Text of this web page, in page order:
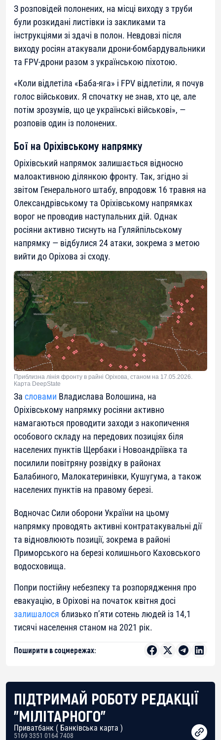
З розповідей полонених, на місці виходу з труби
були розкидані листівки із закликами та
інструкціями зі здачі в полон. Невдовзі після
виходу росіян атакували дрони-бомбардувальники
та FPV-дрони разом з українською піхотою.
«Коли відлетіла «Баба-яга» і FPV відлетіли, я почув
голос військових. Я спочатку не знав, хто це, але
потім зрозумів, що це українські військові», —
розповів один із полонених.
Бої на Оріхівському напрямку
Оріхівський напрямок залишається відносно
малоактивною ділянкою фронту. Так, згідно зі
звітом Генерального штабу, впродовж 16 травня на
Олександрівському та Оріхівському напрямках
ворог не проводив наступальних дій. Однак
росіяни активно тиснуть на Гуляйпільському
напрямку — відбулися 24 атаки, зокрема з метою
вийти до Оріхова зі сходу.
Приблизна лінія фронту в райні Оріхова, станом на 17.05.2026.
Карта DeepState
За словами Владислава Волошина, на
Оріхівському напрямку росіяни активно
намагаються проводити заходи з накопичення
особового складу на передових позиціях біля
населених пунктів Щербаки і Новоандріївка та
посилили повітряну розвідку в районах
Балабиного, Малокатеринівки, Кушугума, а також
населених пунктів на правому березі.
Водночас Сили оборони України на цьому
напрямку проводять активні контратакувальні дії
та відновлюють позиції, зокрема в районі
Приморського на березі колишнього Каховського
водосховища.
Попри постійну небезпеку та розпорядження про
евакуацію, в Оріхові на початок квітня досі
залишалося близько п’яти сотень людей із 14,1
тисячі населення станом на 2021 рік.
Поширити в соцмережах:
ПІДТРИМАЙ РОБОТУ РЕДАКЦІЇ
"МІЛІТАРНОГО"
Приватбанк ( Банківська карта )
5169 3351 0164 7408